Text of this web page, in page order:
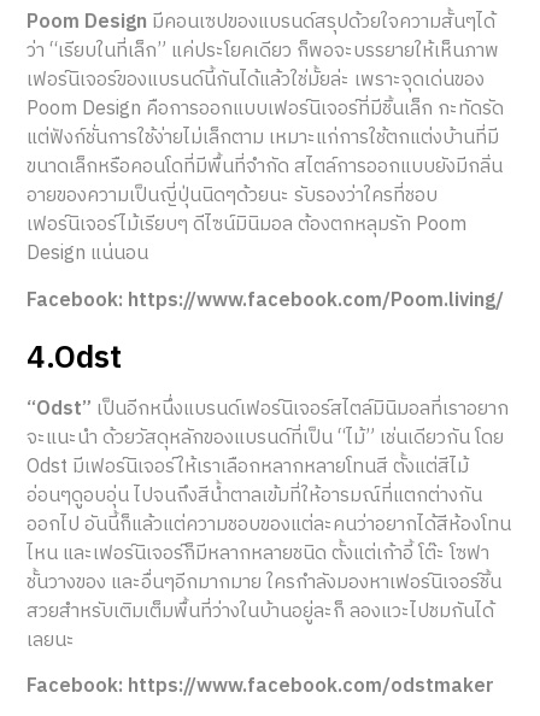
Poom Design มีคอนเซปของแบรนด์สรุปด้วยใจความสั้นๆได้
ว่า “เรียบในที่เล็ก” แค่ประโยคเดียว ก็พอจะบรรยายให้เห็นภาพ
เฟอร์นิเจอร์ของแบรนด์นี้กันได้แล้วใช่มั้ยล่ะ เพราะจุดเด่นของ
Poom Design คือการออกแบบเฟอร์นิเจอร์ที่มีชิ้นเล็ก กะทัดรัด
แต่ฟังก์ชั่นการใช้ง่ายไม่เล็กตาม เหมาะแก่การใช้ตกแต่งบ้านที่มี
ขนาดเล็กหรือคอนโดที่มีพื้นที่จำกัด สไตล์การออกแบบยังมีกลิ่น
อายของความเป็นญี่ปุ่นนิดๆด้วยนะ รับรองว่าใครที่ชอบ
เฟอร์นิเจอร์ไม้เรียบๆ ดีไซน์มินิมอล ต้องตกหลุมรัก Poom
Design แน่นอน
Facebook: https://www.facebook.com/Poom.living/
4.Odst
“Odst” เป็นอีกหนึ่งแบรนด์เฟอร์นิเจอร์สไตล์มินิมอลที่เราอยาก
จะแนะนำ ด้วยวัสดุหลักของแบรนด์ที่เป็น “ไม้” เช่นเดียวกัน โดย
Odst มีเฟอร์นิเจอร์ให้เราเลือกหลากหลายโทนสี ตั้งแต่สีไม้
อ่อนๆดูอบอุ่น ไปจนถึงสีน้ำตาลเข้มที่ให้อารมณ์ที่แตกต่างกัน
ออกไป อันนี้ก็แล้วแต่ความชอบของแต่ละคนว่าอยากได้สีห้องโทน
ไหน และเฟอร์นิเจอร์ก็มีหลากหลายชนิด ตั้งแต่เก้าอี้ โต๊ะ โซฟา
ชั้นวางของ และอื่นๆอีกมากมาย ใครกำลังมองหาเฟอร์นิเจอร์ชิ้น
สวยสำหรับเติมเต็มพื้นที่ว่างในบ้านอยู่ละก็ ลองแวะไปชมกันได้
เลยนะ
Facebook: https://www.facebook.com/odstmaker